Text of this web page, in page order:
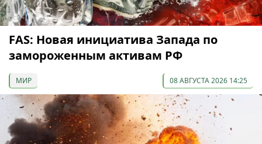
FAS: Новая инициатива Запада по
замороженным активам РФ
МИР 08 АВГУСТА 2026 14:25